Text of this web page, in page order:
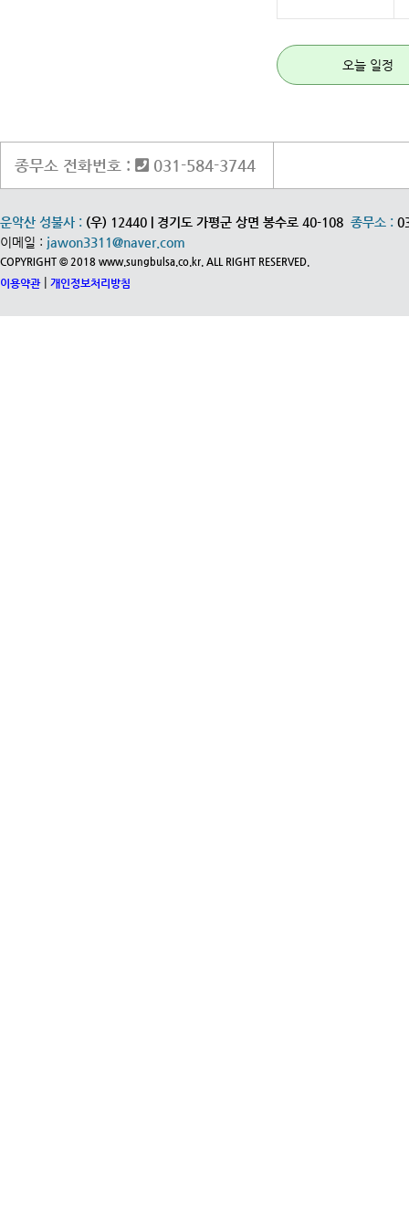
오늘 일정
종무소 전화번호 : 031-584-3744
운악산 성불사 : (우) 12440 | 경기도 가평군 상면 봉수로 40-108 종무소 :
이메일 : jawon3311@naver.com
COPYRIGHT © 2018 www.sungbulsa.co.kr. ALL RIGHT RESERVED.
이용약관| 개인정보처리방침